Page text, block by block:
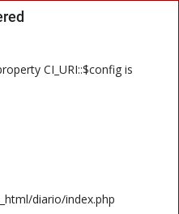
CI_URI::$config is
diario/index.php